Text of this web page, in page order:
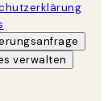
verwalten